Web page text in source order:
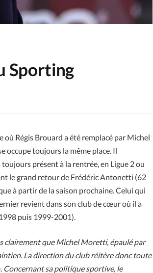
Sporting
où Régis Brouard a été remplacé par Michel
occupe toujours la même place. Il
toujours présent à la rentrée, en Ligue 2 ou
le grand retour de Frédéric Antonetti (62
à partir de la saison prochaine. Celui qui
revient dans son club de cœur où il a
puis 1999-2001).
clairement que Michel Moretti, épaulé par
La direction du club réitère donc toute
Concernant sa politique sportive, le